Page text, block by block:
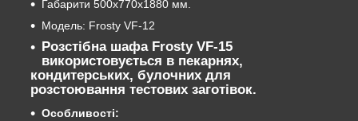
Габарити 500х770х1880 мм.
Модель: Frosty VF-12
Розстібна шафа Frosty VF-15
використовується в пекарнях,
кондитерських, булочних для
розстоювання тестових заготівок.
Особливості: